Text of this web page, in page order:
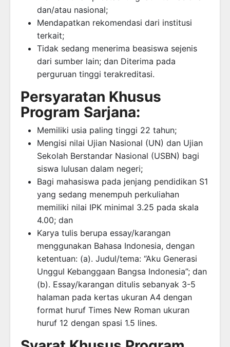
dan/atau nasional;
Mendapatkan rekomendasi dari institusi
terkait;
Tidak sedang menerima beasiswa sejenis
dari sumber lain; dan Diterima pada
perguruan tinggi terakreditasi.
Persyaratan Khusus
Program Sarjana:
Memiliki usia paling tinggi 22 tahun;
Mengisi nilai Ujian Nasional (UN) dan Ujian
Sekolah Berstandar Nasional (USBN) bagi
siswa lulusan dalam negeri;
Bagi mahasiswa pada jenjang pendidikan S1
yang sedang menempuh perkuliahan
memiliki nilai IPK minimal 3.25 pada skala
4.00; dan
Karya tulis berupa essay/karangan
menggunakan Bahasa Indonesia, dengan
ketentuan: (a). Judul/tema: “Aku Generasi
Unggul Kebanggaan Bangsa Indonesia”; dan
(b). Essay/karangan ditulis sebanyak 3-5
halaman pada kertas ukuran A4 dengan
format huruf Times New Roman ukuran
huruf 12 dengan spasi 1.5 lines.